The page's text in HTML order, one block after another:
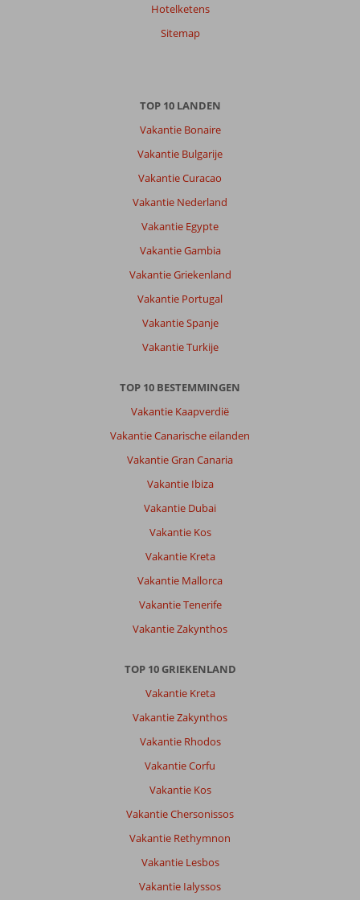
Hotelketens
Sitemap
TOP 10 LANDEN
Vakantie Bonaire
Vakantie Bulgarije
Vakantie Curacao
Vakantie Nederland
Vakantie Egypte
Vakantie Gambia
Vakantie Griekenland
Vakantie Portugal
Vakantie Spanje
Vakantie Turkije
TOP 10 BESTEMMINGEN
Vakantie Kaapverdië
Vakantie Canarische eilanden
Vakantie Gran Canaria
Vakantie Ibiza
Vakantie Dubai
Vakantie Kos
Vakantie Kreta
Vakantie Mallorca
Vakantie Tenerife
Vakantie Zakynthos
TOP 10 GRIEKENLAND
Vakantie Kreta
Vakantie Zakynthos
Vakantie Rhodos
Vakantie Corfu
Vakantie Kos
Vakantie Chersonissos
Vakantie Rethymnon
Vakantie Lesbos
Vakantie Ialyssos